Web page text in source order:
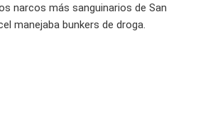
narcos más sanguinarios de San
manejaba bunkers de droga.